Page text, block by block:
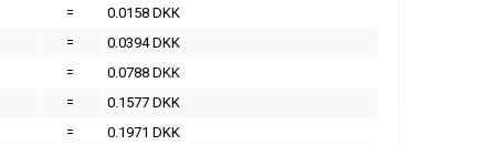
=
0.0158 DKK
=
0.0394 DKK
=
0.0788 DKK
=
0.1577 DKK
=
0.1971 DKK